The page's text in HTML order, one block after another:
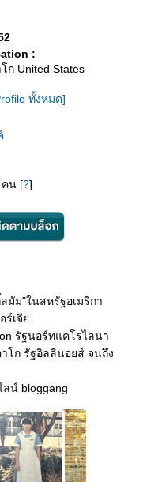
:
ก United States
ทั้งหมด]
คน [?]
มัม"ในสหรัฐอเมริกา
อร์เจี
รัฐนอร์ทแคโรไลนา
โก รัฐอิลลินอยส์ จนถึง
น์ bloggang